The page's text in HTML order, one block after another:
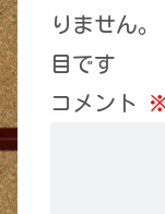
りません。
目です
コメント